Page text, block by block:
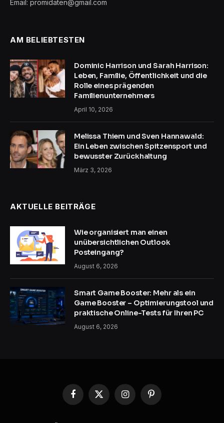
Email: promidaten@gmail.com
AM BELIEBTESTEN
Dominic Harrison und Sarah Harrison:
Leben, Familie, Öffentlichkeit und die
Rolle eines prägenden
Familienunternehmers
April 10, 2026
Melissa Thiem und Sven Hannawald:
Ein Leben zwischen Spitzensport und
bewusster Zurückhaltung
März 3, 2026
AKTUELLE BEITRÄGE
Wie organisiert man einen
unübersichtlichen Outlook
Posteingang?
August 6, 2026
Smart Game Booster: Mehr als ein
Game Booster – Optimierungstool und
praktische Online-Tests für Ihren PC
August 6, 2026
Facebook
X
InstagramPinterest